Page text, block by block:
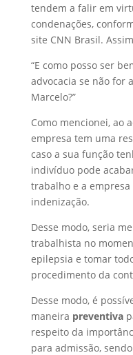
tendem a falir em
condenações,
site CNN Brasil.
“E como posso ser
advocacia se não for
Marcelo?”
Como mencionei, ao
empresa tem uma
caso a sua função
indivíduo pode
trabalho e a
indenização.
Desse modo, seria
trabalhista no
epilepsia e tomar
procedimento da
Desse modo, é
maneira preventiva
respeito da
para admissão,